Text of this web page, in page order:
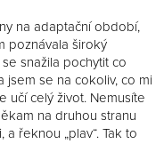
na adaptační období,
poznávala široký
snažila pochytit co
jsem se na cokoliv, co mi
učí celý život. Nemusíte
na druhou stranu
řeknou „plav“. Tak to